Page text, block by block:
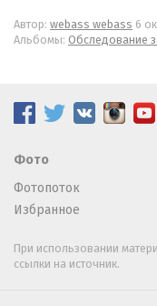
Автор: webass webass 6
Альбомы: Обследование
Фото
Фотопоток
Избранное
При использовании
ссылки на источник.